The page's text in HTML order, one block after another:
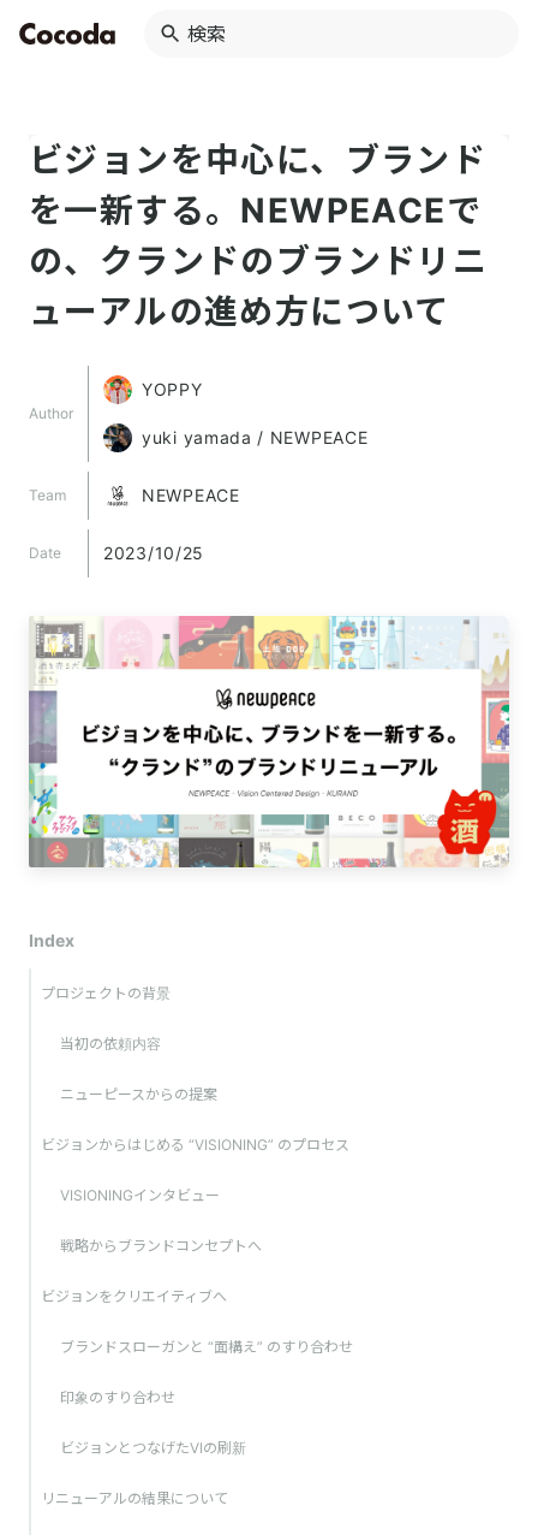
ビジョンを中心に、ブランド
を一新する。NEWPEACEで
の、クランドのブランドリニ
ューアルの進め方について
Author
YOPPY
yuki yamada / NEWPEACE
Team NEWPEACE
Date 2023/10/25
Index
プロジェクトの背景
当初の依頼内容
ニューピースからの提案
ビジョンからはじめる “VISIONING” のプロセス
VISIONINGインタビュー
戦略からブランドコンセプトへ
ビジョンをクリエイティブへ
ブランドスローガンと “面構え” のすり合わせ
印象のすり合わせ
ビジョンとつなげたVIの刷新
リニューアルの結果について